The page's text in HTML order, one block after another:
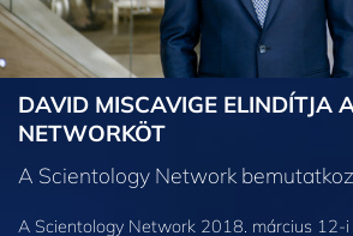
DAVID MISCAVIGE ELINDÍTJA
NETWORKÖT
A Scientology Network
A Scientology Network 2018. március 12-